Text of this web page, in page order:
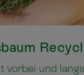
vorbei und